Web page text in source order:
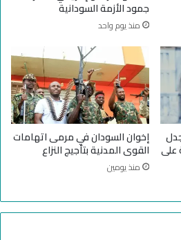
جمود الأزمة السودانية
منذ يوم واحد
على
إخوان السودان في مرمى اتهامات
القوى المدنية بتأجيج النزاع
منذ يومين